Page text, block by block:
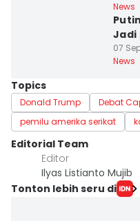
News
Jadi
07
News
Topics
Donald Trump Debat
pemilu amerika serikat
Editorial Team
Editor
Ilyas Listianto Mujib
Tonton lebih seru di